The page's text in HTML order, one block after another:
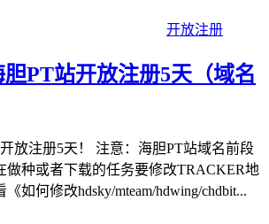
开放注册
胆PT站开放注册5天（域名
放注册5天！ 注意：海胆PT站域名前段
做种或者下载的任务要修改TRACKER地
如何修改hdsky/mteam/hdwing/chdbit...